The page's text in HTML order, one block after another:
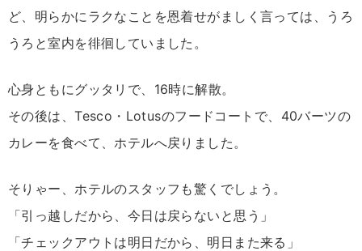
ど、明らかにラクなことを恩着せがましく言っては、うろ
うろと室内を徘徊していました。
心身ともにグッタリで、16時に解散。
その後は、Tesco・Lotusのフードコートで、40バーツの
カレーを食べて、ホテルへ戻りました。
そりゃー、ホテルのスタッフも驚くでしょう。
「引っ越しだから、今日は戻らないと思う」
「チェックアウトは明日だから、明日また来る」